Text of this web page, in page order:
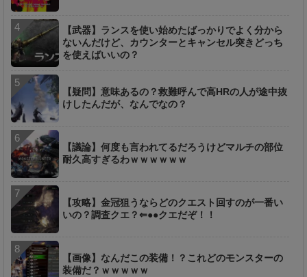
【武器】ランスを使い始めたばっかりでよく分から
ないんだけど、カウンターとキャンセル突きどっち
を使えばいいの？
【疑問】意味あるの？救難呼んで高HRの人が途中抜
けしたんだが、なんでなの？
【議論】何度も言われてるだろうけどマルチの部位
耐久高すぎるわｗｗｗｗｗｗ
【攻略】金冠狙うならどのクエスト回すのが一番い
いの？調査クエ？⇐●●クエだぞ！！
【画像】なんだこの装備！？これどのモンスターの
装備だ？ｗｗｗｗｗ